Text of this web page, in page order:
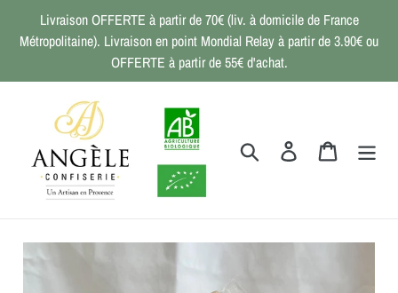
contenu
Livraison OFFERTE à partir de 70€ (liv. à domicile de France
Métropolitaine). Livraison en point Mondial Relay à partir de 3.90€ ou
OFFERTE à partir de 55€ d'achat.
RechercherSe connecter
Panier